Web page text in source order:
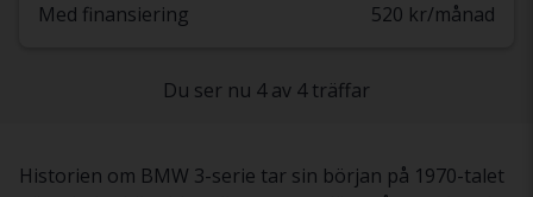
Med finansiering 520 kr/månad
Du ser nu 4 av 4 träffar
Historien om BMW 3-serie tar sin början på 1970-talet